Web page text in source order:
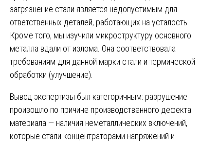
загрязнение стали является недопустимым для
ответственных деталей, работающих на усталость.
Кроме того, мы изучили микроструктуру основного
металла вдали от излома. Она соответствовала
требованиям для данной марки стали и термической
обработки (улучшение).
Вывод экспертизы был категоричным: разрушение
произошло по причине производственного дефекта
материала — наличия неметаллических включений,
которые стали концентраторами напряжений и